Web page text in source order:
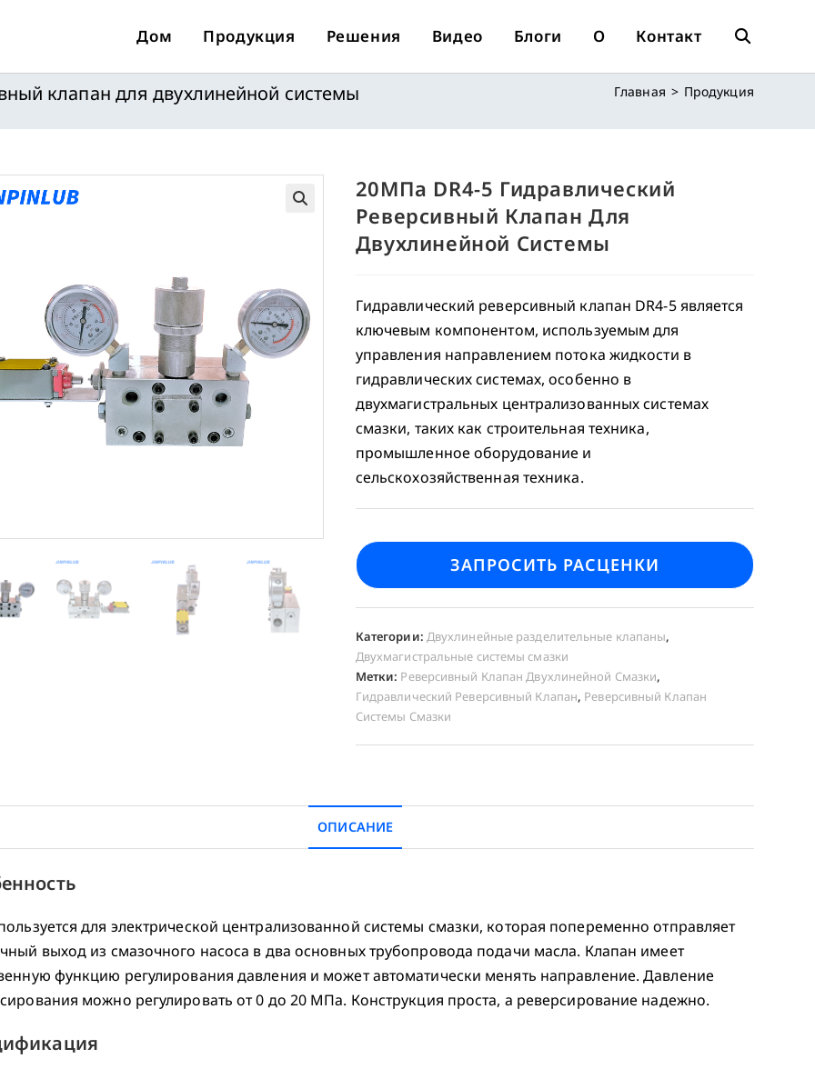
Дом Продукция Решения Видео Блоги О Контакт
клапан для двухлинейной системы Главная > Продукция
20МПа DR4-5 Гидравлический
Реверсивный Клапан Для
Двухлинейной Системы
Гидравлический реверсивный клапан DR4-5 является
ключевым компонентом, используемым для
управления направлением потока жидкости в
гидравлических системах, особенно в
двухмагистральных централизованных системах
смазки, таких как строительная техника,
промышленное оборудование и
сельскохозяйственная техника.
ЗАПРОСИТЬ РАСЦЕНКИ
Категории: Двухлинейные разделительные клапаны,
Двухмагистральные системы смазки
Метки: Реверсивный Клапан Двухлинейной Смазки,
Гидравлический Реверсивный Клапан, Реверсивный Клапан
Системы Смазки
ОПИСАНИЕ
для электрической централизованной системы смазки, которая попеременно отправляет
выход из смазочного насоса в два основных трубопровода подачи масла. Клапан имеет
функцию регулирования давления и может автоматически менять направление. Давление
можно регулировать от 0 до 20 МПа. Конструкция проста, а реверсирование надежно.